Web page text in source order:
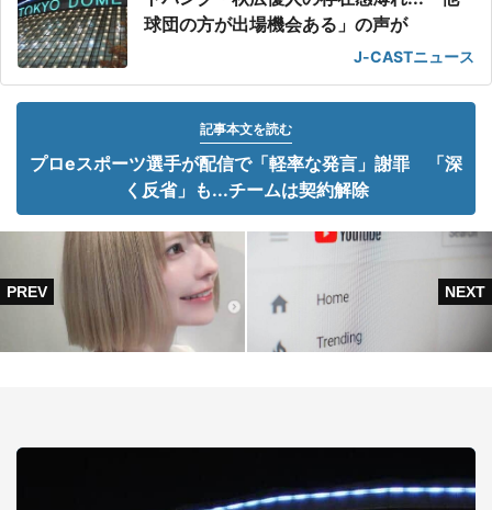
球団の方が出場機会ある」の声が
J-CASTニュース
記事本文を読む
プロeスポーツ選手が配信で「軽率な発言」謝罪 「深
く反省」も...チームは契約解除